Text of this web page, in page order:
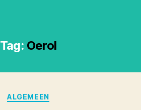
Tag: Oerol
Categories
ALGEMEEN